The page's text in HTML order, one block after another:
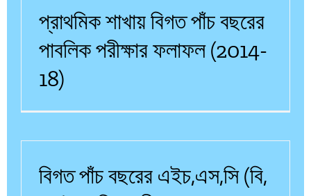
প্রাথমিক শাখায় বিগত পাঁচ বছরের
পাবলিক পরীক্ষার ফলাফল (2014-
18)
বিগত পাঁচ বছরের এইচ,এস,সি (বি,